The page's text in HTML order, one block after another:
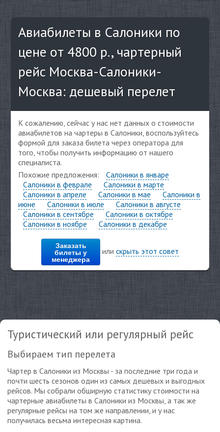
Авиабилеты в Салоники по
цене от 4800 р., чартерный
рейс Москва-Салоники-
Москва: дешевый перелет
К сожалению, сейчас у нас нет данных о стоимости
авиабилетов на чартеры в Салоники, воспользуйтесь
формой для заказа билета через оператора для
того, чтобы получить информацию от нашего
специалиста.
Похожие предложения:
Салоники в январе
Салоники в феврале
Салоники в марте
Салоники в апреле
Салоники в мае
Салоники в
июне
Салоники в июле
Салоники в августе
Салоники в сентябре
Салоники в октябре
Салоники в ноябре
Салоники в декабре
Заказать
билеты у
менеджера
или скрыть этот совет
Туристический или регулярный рейс
Выбираем тип перелета
Чартер в Салоники из Москвы - за последние три года и
почти шесть сезонов один из самых дешевых и выгодных
рейсов. Мы собрали обширную статистику стоимости на
чартерные авиабилеты в Салоники из Москвы, а так же
регулярные рейсы на том же направлении, и у нас
получилась весьма интересная картина.